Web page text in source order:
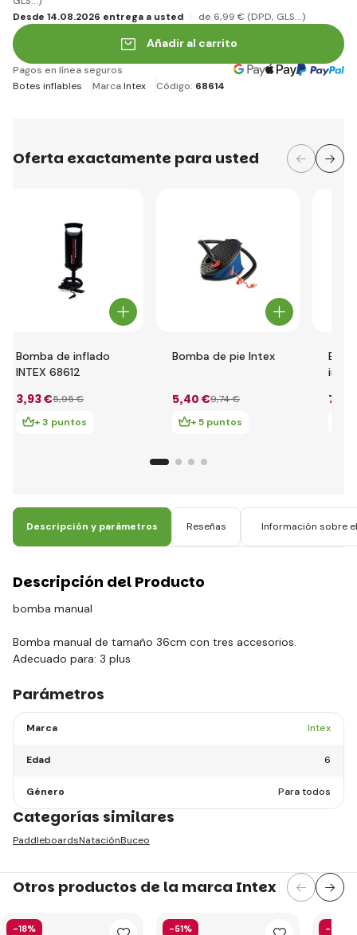
Desde 14.08.2026 entrega a usted
de 6,99 € (DPD, GLS...)
Añadir al carrito
Pagos en línea seguros
Botes inflables
MarcaIntex Código: 68614
Oferta exactamente para usted
Bomba de inflado
INTEX 68612
3,93 €5,95 €
+ 3 puntos
Bomba de pie Intex
5,40 €9,74 €
+ 5 puntos
7
Descripción y parámetros Reseñas Información sobre
Descripción del Producto
bomba manual
Bomba manual de tamaño 36cm con tres accesorios.
Adecuado para: 3 plus
Parámetros
Marca Intex
Edad 6
Género Para todos
Categorías similares
PaddleboardsNataciónBuceo
Otros productos de la marca Intex
-18% -51% -40%